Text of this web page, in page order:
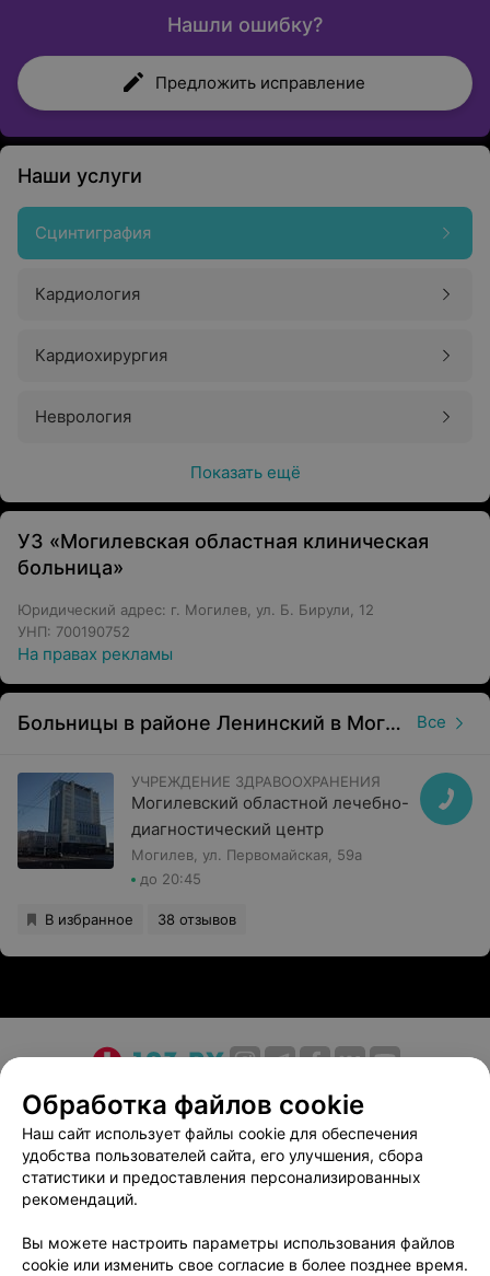
Нашли ошибку?
Предложить исправление
Наши услуги
Сцинтиграфия
Кардиология
Кардиохирургия
Неврология
Показать ещё
УЗ «Могилевская областная клиническая
больница»
Юридический адрес: г. Могилев, ул. Б. Бирули, 12
УНП: 700190752
На правах рекламы
Больницы в районе Ленинский в Могилеве Все
УЧРЕЖДЕНИЕ ЗДРАВООХРАНЕНИЯ
Могилевский областной лечебно-
диагностический центр
Могилев, ул. Первомайская, 59а
до 20:45
В избранное 38 отзывов
О проекте Новости проекта
Размещение рекламы
Медицинский маркетинг
Публичный договор
Пользовательское соглашение
Способы оплаты
Вакансии
Партнеры
Написать в поддержку
Обработка файлов cookie
Наш сайт использует файлы cookie для обеспечения
удобства пользователей сайта, его улучшения, сбора
статистики и предоставления персонализированных
рекомендаций.
Вы можете настроить параметры использования файлов
cookie или изменить свое согласие в более позднее время.